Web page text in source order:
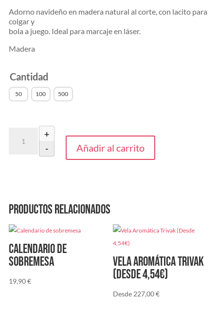
Adorno navideño en madera natural al corte, con lacito para
colgar y
bola a juego. Ideal para marcaje en láser.
Madera
Cantidad
50 100 500
Rupol
-
+
Añadir al carrito
Productos relacionados
Calendario de
sobremesa
19,90€
Vela Aromática Trivak
(Desde 4,54€)
Desde 227,00€